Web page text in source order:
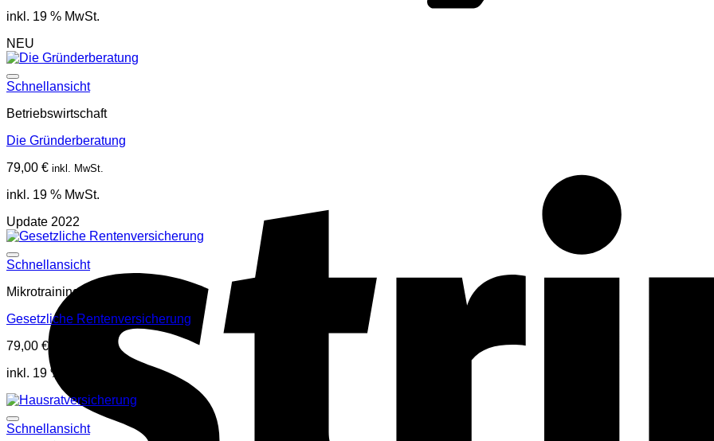
inkl. 19 % MwSt.
NEU
Schnellansicht
Betriebswirtschaft
Die Gründerberatung
79,00 € inkl. MwSt.
inkl. 19 % MwSt.
Update 2022
Schnellansicht
Mikrotraining
Gesetzliche Rentenversicherung
79,00 €
inkl. 19 % MwSt.
Schnellansicht